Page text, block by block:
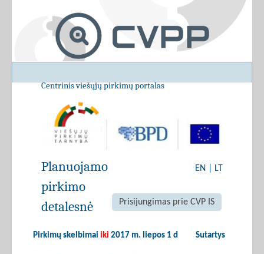
Centrinis viešųjų pirkimų portalas
EN LT
Prisijungimas prie CVP IS
Pirkimų skelbimai iki 2017 m. liepos 1 d Sutartys
Planuojamo
pirkimo
detalesnė